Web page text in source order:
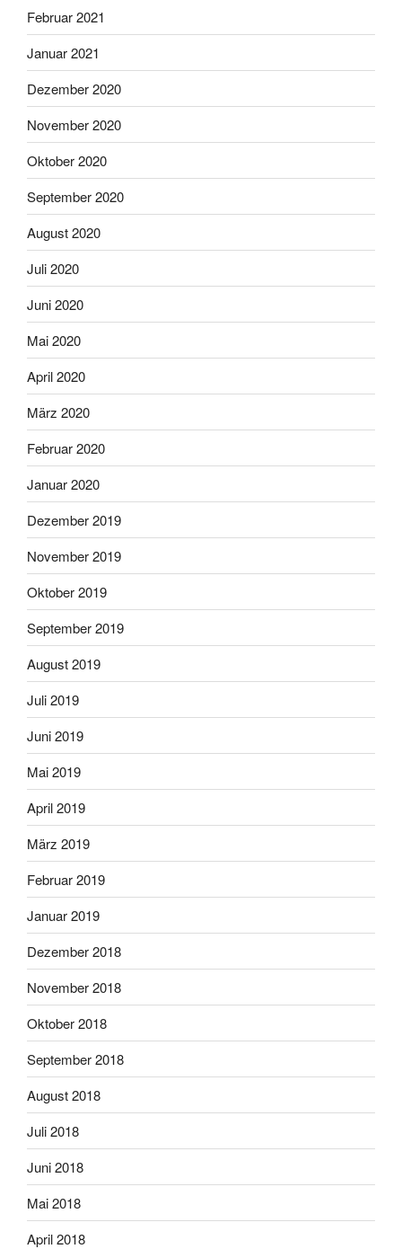
Februar 2021
Januar 2021
Dezember 2020
November 2020
Oktober 2020
September 2020
August 2020
Juli 2020
Juni 2020
Mai 2020
April 2020
März 2020
Februar 2020
Januar 2020
Dezember 2019
November 2019
Oktober 2019
September 2019
August 2019
Juli 2019
Juni 2019
Mai 2019
April 2019
März 2019
Februar 2019
Januar 2019
Dezember 2018
November 2018
Oktober 2018
September 2018
August 2018
Juli 2018
Juni 2018
Mai 2018
April 2018